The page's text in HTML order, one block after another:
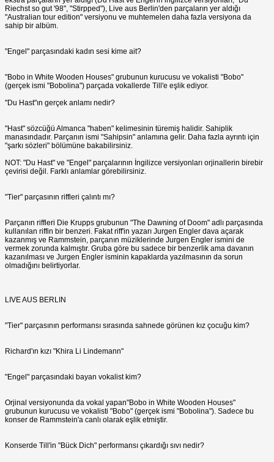
Riechst so gut '98", "Stirpped"), Live aus Berlin'den parçaların yer aldığı
"Australian tour edition" versiyonu ve muhtemelen daha fazla versiyona da
sahip bir albüm.
"Engel" parçasındaki kadın sesi kime ait?
"Bobo in White Wooden Houses" grubunun kurucusu ve vokalisti "Bobo"
(gerçek ismi "Bobolina") parçada vokallerde Till'e eşlik ediyor.
"Du Hast"ın gerçek anlamı nedir?
"Hast" sözcüğü Almanca "haben" kelimesinin türemiş halidir. Sahiplik
manasındadır. Parçanın ismi "Sahipsin" anlamına gelir. Daha fazla ayrıntı için
"şarkı sözleri" bölümüne bakabilirsiniz.
NOT: "Du Hast" ve "Engel" parçalarının İngilizce versiyonları orjinallerin birebir
çevirisi değil. Farklı anlamlar görebilirsiniz.
"Tier" parçasının riffleri çalıntı mı?
Parçanın riffleri Die Krupps grubunun "The Dawning of Doom" adlı parçasında
kullanılan riffin bir benzeri. Fakat riff'in yazarı Jurgen Engler dava açarak
kazanmış ve Rammstein, parçanın müziklerinde Jurgen Engler ismini de
vermek zorunda kalmıştır. Gruba göre bu sadece bir benzerlik ama davanın
kazanılması ve Jurgen Engler isminin kapaklarda yazılmasının da sorun
olmadığını belirtiyorlar.
LIVE AUS BERLIN
"Tier" parçasının performansı sırasında sahnede görünen kız çocuğu kim?
Richard'ın kızı "Khira Li Lindemann"
"Engel" parçasındaki bayan vokalist kim?
Orjinal versiyonunda da vokal yapan"Bobo in White Wooden Houses"
grubunun kurucusu ve vokalisti "Bobo" (gerçek ismi "Bobolina"). Sadece bu
konser de Rammstein'a canlı olarak eşlik etmiştir.
Konserde Till'in "Bück Dich" performansı çıkardığı sıvı nedir?